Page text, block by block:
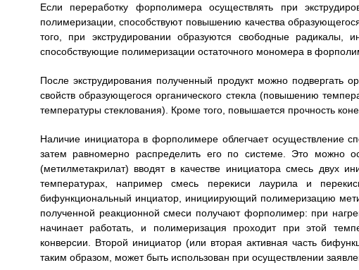
Если переработку форполимера осуществлять при
полимеризации, способствуют повышению качества
того, при экструдировании образуются свободные радикалы,
способствующие полимеризации остаточного мономера в
После экструдирования полученный продукт можно подвергать
свойств образующегося органического стекла (повышению
температуры стеклования). Кроме того, повышается прочность
Наличие инициатора в форполимере облегчает осуществление
затем равномерно распределить его по системе. Это
(метилметакрилат) вводят в качестве инициатора смесь двух
температурах, например смесь перекиси лаурила и
бифункциональный инциатор, инициирующий полимеризацию
полученной реакционной смеси получают форполимер: при
начинает работать, и полимеризация проходит при этой
конверсии. Второй инициатор (или вторая активная часть
таким образом, может быть использован при осуществлении